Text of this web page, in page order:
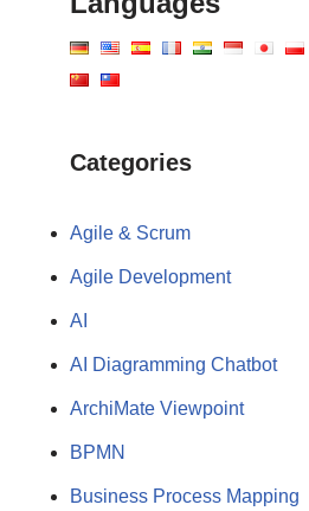
Categories
Agile & Scrum
Agile Development
AI
AI Diagramming Chatbot
ArchiMate Viewpoint
BPMN
Business Process Mapping